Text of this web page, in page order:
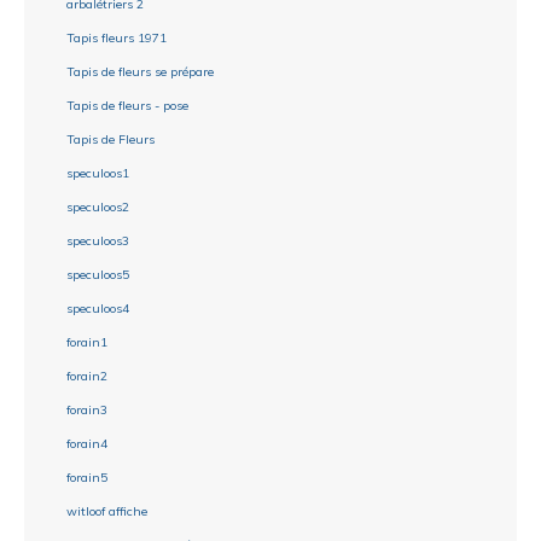
arbalétriers 2
Tapis fleurs 1971
Tapis de fleurs se prépare
Tapis de fleurs - pose
Tapis de Fleurs
speculoos1
speculoos2
speculoos3
speculoos5
speculoos4
forain1
forain2
forain3
forain4
forain5
witloof affiche